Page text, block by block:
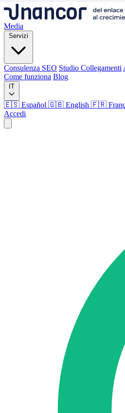
Media
Servizi
Consulenza SEO Studio Collegamenti
Come funziona Blog
IT
🇪🇸 Español 🇬🇧 English 🇫🇷
Accedi